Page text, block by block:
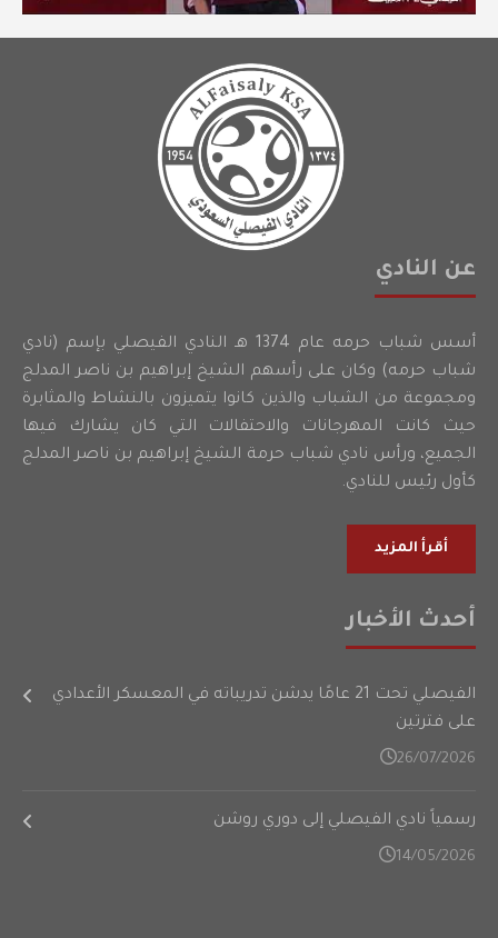
عن النادي
أسس شباب حرمه عام 1374 هـ النادي الفيصلي بإسم (نادي
شباب حرمه) وكان على رأسهم الشيخ إبراهيم بن ناصر المدلج
ومجموعة من الشباب والذين كانوا يتميزون بالنشاط والمثابرة
حيث كانت المهرجانات والاحتفالات التي كان يشارك فيها
الجميع، ورأس نادي شباب حرمة الشيخ إبراهيم بن ناصر المدلج
كأول رئيس للنادي.
أقرأ المزيد
أحدث الأخبار
الفيصلي تحت 21 عامًا يدشن تدريباته في المعسكر الأعدادي
على فترتين
26/07/2026
رسمياً نادي الفيصلي إلى دوري روشن
14/05/2026